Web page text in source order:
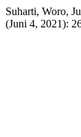
Suharti, Woro,
(Juni 4, 2021):